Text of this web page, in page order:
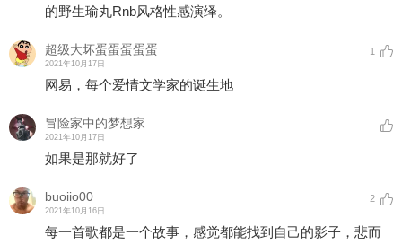
的野生瑜丸Rnb风格性感演绎。
超级大坏蛋蛋蛋蛋蛋
2021年10月17日
1
网易，每个爱情文学家的诞生地
冒险家中的梦想家
2021年10月17日
如果是那就好了
buoiio00
2021年10月16日
2
每一首歌都是一个故事，感觉都能找到自己的影子，悲而